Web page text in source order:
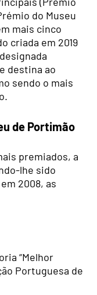
do Museu
mais cinco
criada em 2019
destina ao
sendo o mais
de Portimão
premiados, a
lhe sido
2008, as
“Melhor
Portuguesa de